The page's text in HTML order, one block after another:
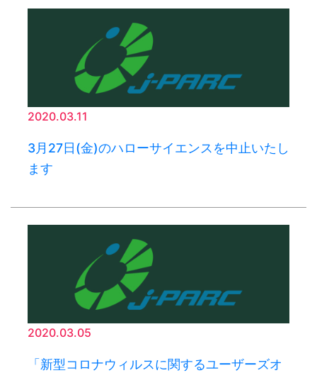
2020.03.11
3月27日(金)のハローサイエンスを中止いたし
ます
2020.03.05
「新型コロナウィルスに関するユーザーズオ